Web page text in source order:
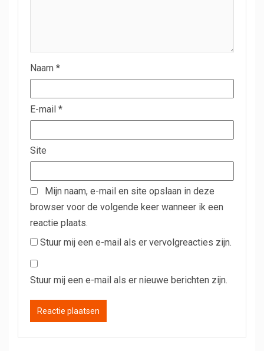
Naam *
E-mail *
Site
Mijn naam, e-mail en site opslaan in deze
browser voor de volgende keer wanneer ik een
reactie plaats.
Stuur mij een e-mail als er vervolgreacties zijn.
Stuur mij een e-mail als er nieuwe berichten zijn.